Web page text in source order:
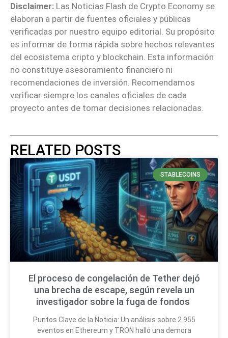
Disclaimer: Las Noticias Flash de Crypto Economy se
elaboran a partir de fuentes oficiales y públicas
verificadas por nuestro equipo editorial. Su propósito
es informar de forma rápida sobre hechos relevantes
del ecosistema cripto y blockchain. Esta información
no constituye asesoramiento financiero ni
recomendaciones de inversión. Recomendamos
verificar siempre los canales oficiales de cada
proyecto antes de tomar decisiones relacionadas.
RELATED POSTS
STABLECOINS
El proceso de congelación de Tether dejó
una brecha de escape, según revela un
investigador sobre la fuga de fondos
Puntos Clave de la Noticia: Un análisis sobre 2.955
eventos en Ethereum y TRON halló una demora